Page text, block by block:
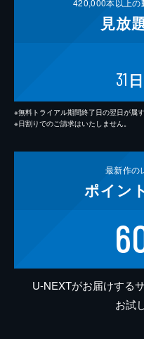
420,000本以上の
見放
31
※無料トライアル期間終了日の翌日が属
※日割りでのご請求はいたしません。
最新作の
ポイント
U-NEXTがお届けする
お試